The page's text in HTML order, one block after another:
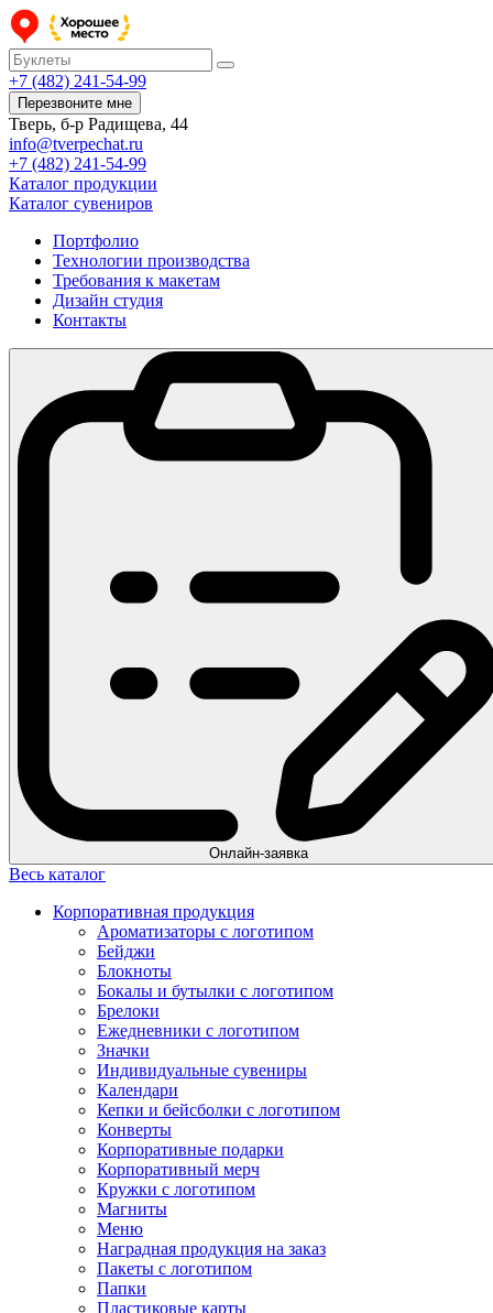
+7 (482) 241-54-99
Перезвоните мне
Тверь, б-р Радищева, 44
info@tverpechat.ru
+7 (482) 241-54-99
Каталог продукции
Каталог сувениров
Портфолио
Технологии производства
Требования к макетам
Дизайн студия
Контакты
Онлайн-заявка
Весь каталог
Корпоративная продукция
Ароматизаторы с логотипом
Бейджи
Блокноты
Бокалы и бутылки с логотипом
Брелоки
Ежедневники с логотипом
Значки
Индивидуальные сувениры
Календари
Кепки и бейсболки с логотипом
Конверты
Корпоративные подарки
Корпоративный мерч
Кружки с логотипом
Магниты
Меню
Наградная продукция на заказ
Пакеты с логотипом
Папки
Пластиковые карты